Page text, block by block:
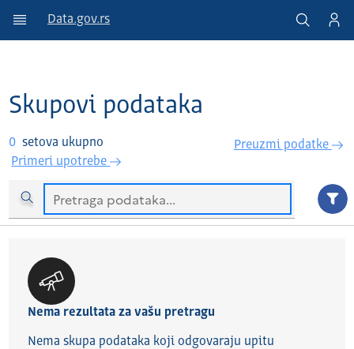
Data.gov.rs
Skupovi podataka
0 setova ukupno
Primeri upotrebe
Preuzmi podatke
Nema rezultata za vašu pretragu
Nema skupa podataka koji odgovaraju upitu